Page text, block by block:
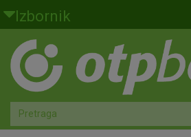
Skoči na glavni sadržaj
Izbornik
Građani
Privatno bankarstvo
Agro